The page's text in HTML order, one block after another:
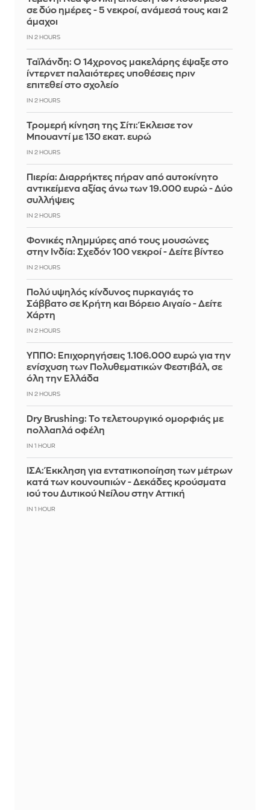
σε δύο ημέρες - 5 νεκροί, ανάμεσά τους και 2
άμαχοι
IN 2 HOURS
Ταϊλάνδη: Ο 14χρονος μακελάρης έψαξε στο
ίντερνετ παλαιότερες υποθέσεις πριν
επιτεθεί στο σχολείο
IN 2 HOURS
Τρομερή κίνηση της Σίτι: Έκλεισε τον
Μπουαντί με 130 εκατ. ευρώ
IN 2 HOURS
Πιερία: Διαρρήκτες πήραν από αυτοκίνητο
αντικείμενα αξίας άνω των 19.000 ευρώ - Δύο
συλλήψεις
IN 2 HOURS
Φονικές πλημμύρες από τους μουσώνες
στην Ινδία: Σχεδόν 100 νεκροί - Δείτε βίντεο
IN 2 HOURS
Πολύ υψηλός κίνδυνος πυρκαγιάς το
Σάββατο σε Κρήτη και Βόρειο Αιγαίο - Δείτε
Χάρτη
IN 2 HOURS
ΥΠΠΟ: Επιχορηγήσεις 1.106.000 ευρώ για την
ενίσχυση των Πολυθεματικών Φεστιβάλ, σε
όλη την Ελλάδα
IN 2 HOURS
Dry Brushing: Το τελετουργικό ομορφιάς με
πολλαπλά οφέλη
IN 1 HOUR
ΙΣΑ: Έκκληση για εντατικοποίηση των μέτρων
κατά των κουνουπιών - Δεκάδες κρούσματα
ιού του Δυτικού Νείλου στην Αττική
IN 1 HOUR